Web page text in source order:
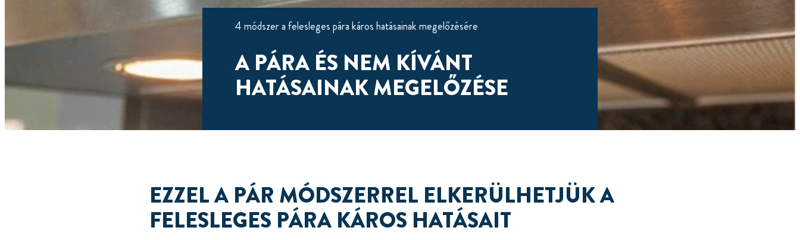
4 módszer a felesleges pára káros hatásainak megelőzésére
A PÁRA ÉS NEM KÍVÁNT
HATÁSAINAK MEGELŐZÉSE
EZZEL A PÁR MÓDSZERREL ELKERÜLHETJÜK A
FELESLEGES PÁRA KÁROS HATÁSAIT